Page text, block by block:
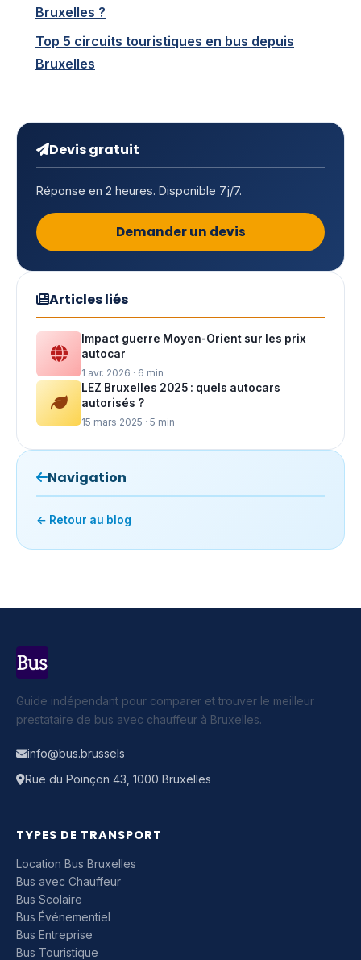
Bruxelles ?
Top 5 circuits touristiques en bus depuis
Bruxelles
Devis gratuit
Réponse en 2 heures. Disponible 7j/7.
Demander un devis
Articles liés
Impact guerre Moyen-Orient sur les prix
autocar
1 avr. 2026 · 6 min
LEZ Bruxelles 2025 : quels autocars
autorisés ?
15 mars 2025 · 5 min
Navigation
← Retour au blog
Guide indépendant pour comparer et trouver le meilleur
prestataire de bus avec chauffeur à Bruxelles.
info@bus.brussels
Rue du Poinçon 43, 1000 Bruxelles
TYPES DE TRANSPORT
Location Bus Bruxelles
Bus avec Chauffeur
Bus Scolaire
Bus Événementiel
Bus Entreprise
Bus Touristique